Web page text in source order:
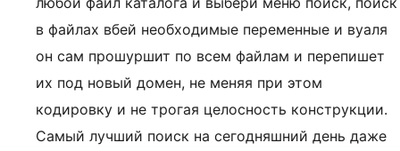
в файлах вбей необходимые переменные и вуаля
он сам прошуршит по всем файлам и перепишет
их под новый домен, не меняя при этом
кодировку и не трогая целосность конструкции.
Самый лучший поиск на сегодняшний день даже